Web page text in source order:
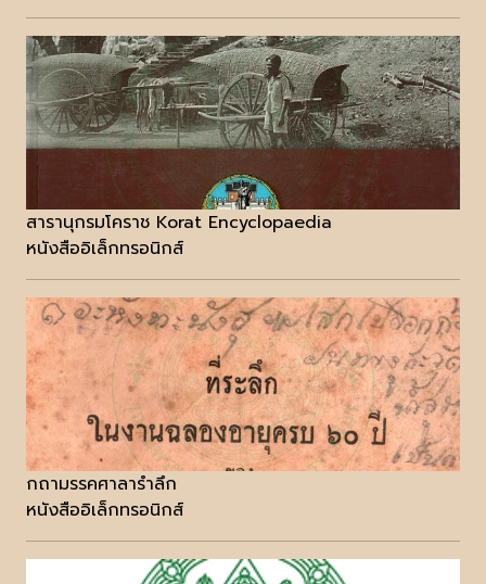
สารานุกรมโคราช Korat Encyclopaedia
หนังสืออิเล็กทรอนิกส์
กถามรรคศาลารำลึก
หนังสืออิเล็กทรอนิกส์